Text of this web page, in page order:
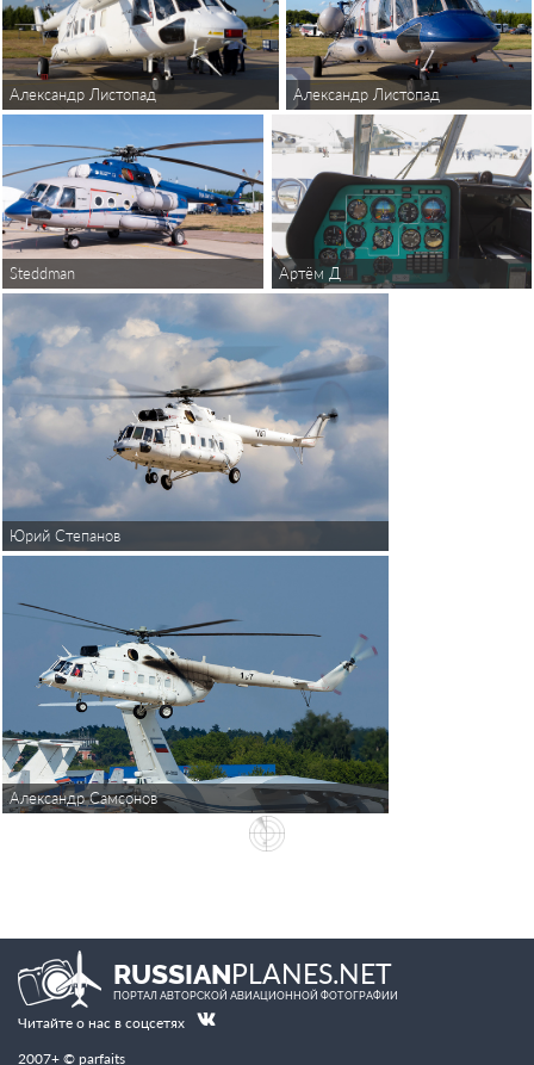
Александр Листопад Александр Листопад
Steddman Артём Д
Юрий Степанов
Александр Самсонов
RUSSIANPLANES.NET
ПОРТАЛ АВТОРСКОЙ АВИАЦИОННОЙ ФОТОГРАФИИ
Читайте о нас в соцсетях
2007+ © parfaits